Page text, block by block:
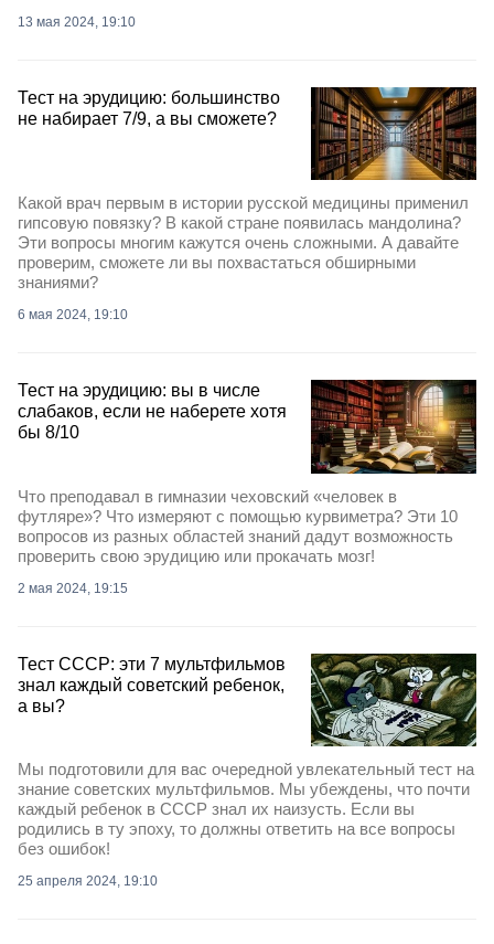
13 мая 2024, 19:10
Тест на эрудицию: большинство
не набирает 7/9, а вы сможете?
Какой врач первым в истории русской медицины применил
гипсовую повязку? В какой стране появилась мандолина?
Эти вопросы многим кажутся очень сложными. А давайте
проверим, сможете ли вы похвастаться обширными
знаниями?
6 мая 2024, 19:10
Тест на эрудицию: вы в числе
слабаков, если не наберете хотя
бы 8/10
Что преподавал в гимназии чеховский «человек в
футляре»? Что измеряют с помощью курвиметра? Эти 10
вопросов из разных областей знаний дадут возможность
проверить свою эрудицию или прокачать мозг!
2 мая 2024, 19:15
Тест СССР: эти 7 мультфильмов
знал каждый советский ребенок,
а вы?
Мы подготовили для вас очередной увлекательный тест на
знание советских мультфильмов. Мы убеждены, что почти
каждый ребенок в СССР знал их наизусть. Если вы
родились в ту эпоху, то должны ответить на все вопросы
без ошибок!
25 апреля 2024, 19:10